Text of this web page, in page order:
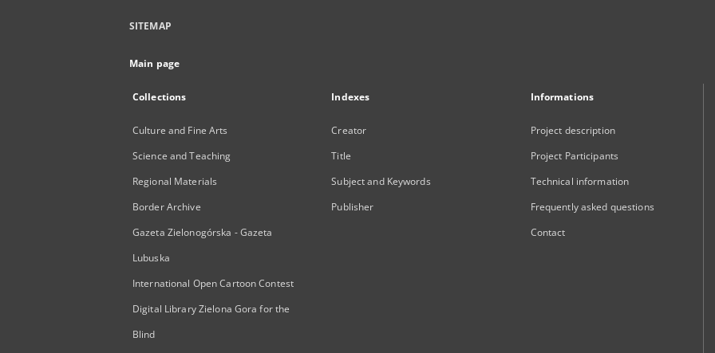
SITEMAP
Main page
Collections
Culture and Fine Arts
Science and Teaching
Regional Materials
Border Archive
Gazeta Zielonogórska - Gazeta
Lubuska
International Open Cartoon Contest
Digital Library Zielona Gora for the
Blind
Indexes
Creator
Title
Subject and Keywords
Publisher
Informations
Project description
Project Participants
Technical information
Frequently asked questions
Contact